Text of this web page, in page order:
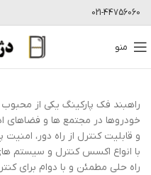
021-44756060
منو
راهبند فک پارکینگ یکی از
خودروها در مجتمع ها و فضاهای
و قابلیت کنترل از راه دور،
با انواع اکسس کنترل و سیستم
راه حلی مطمئن و با دوام برای